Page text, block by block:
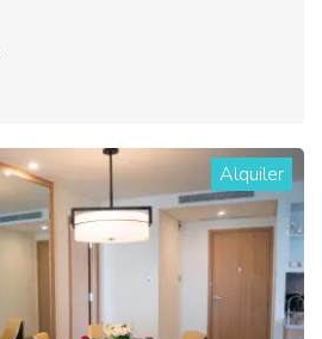
Alquiler